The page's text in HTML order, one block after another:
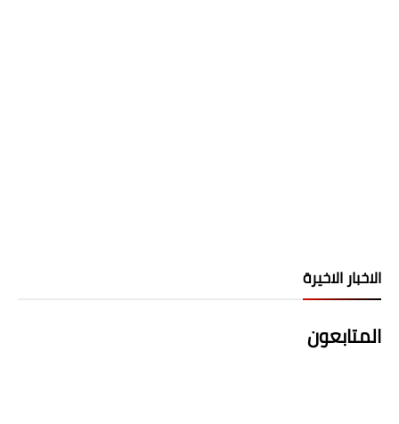
الاخبار الاخيرة
المتابعون